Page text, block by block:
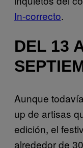
In-correcto.
DEL 13
Aunque
up de artisas
edición, el
alrededor de